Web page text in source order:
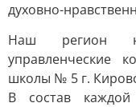
духовно-
Наш регион
управленческие
школы № 5 г.
В состав